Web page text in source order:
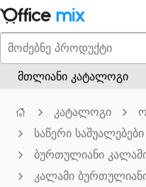
მთლიანი კატალოგი
კატალოგი
საწერი საშუალებები
ბურთულიანი
კალამი